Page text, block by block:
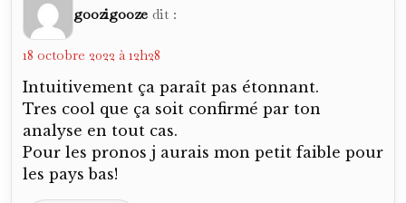
goozigooze dit :
18 octobre 2022 à 12h28
Intuitivement ça paraît pas étonnant.
Tres cool que ça soit confirmé par ton
analyse en tout cas.
Pour les pronos j aurais mon petit faible pour
les pays bas!